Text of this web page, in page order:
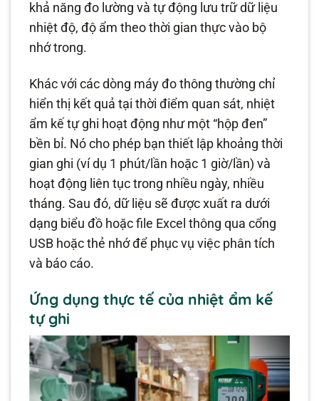
khả năng đo lường và tự động lưu trữ dữ liệu
nhiệt độ, độ ẩm theo thời gian thực vào bộ
nhớ trong.
Khác với các dòng máy đo thông thường chỉ
hiển thị kết quả tại thời điểm quan sát, nhiệt
ẩm kế tự ghi hoạt động như một “hộp đen”
bền bỉ. Nó cho phép bạn thiết lập khoảng thời
gian ghi (ví dụ 1 phút/lần hoặc 1 giờ/lần) và
hoạt động liên tục trong nhiều ngày, nhiều
tháng. Sau đó, dữ liệu sẽ được xuất ra dưới
dạng biểu đồ hoặc file Excel thông qua cổng
USB hoặc thẻ nhớ để phục vụ việc phân tích
và báo cáo.
Ứng dụng thực tế của nhiệt ẩm kế
tự ghi